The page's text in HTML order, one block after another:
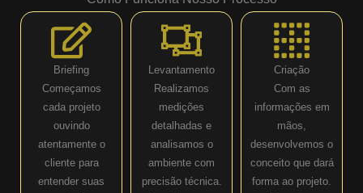
Briefing
Começamos
cada projeto
ouvindo
atentamente o
cliente para
entender suas
Levantamento
Realizamos
medições
detalhadas e
analisamos o
ambiente com
precisão técnica.
Criação
Com as
informações em
mãos,
desenvolvemos o
conceito que dará
forma ao projeto.